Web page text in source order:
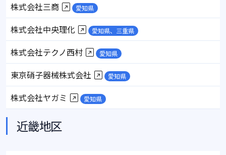
株式会社三商 愛知県
株式会社中央理化 愛知県、三重県
株式会社テクノ西村 愛知県
東京硝子器械株式会社 愛知県
株式会社ヤガミ 愛知県
近畿地区